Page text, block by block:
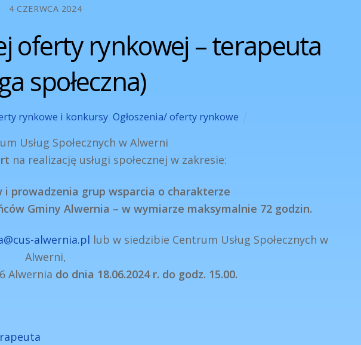
4 CZERWCA 2024
oferty rynkowej – terapeuta
społeczna)
rynkowe i konkursy ,Ogłoszenia/ oferty rynkowe
Usług Społecznych w Alwerni
na realizację usługi społecznej w zakresie:
prowadzenia grup wsparcia o charakterze
Gminy Alwernia – w wymiarze maksymalnie 72 godzin.
alwernia.pl lub w siedzibie Centrum Usług Społecznych w
Alwerni,
Alwernia do dnia 18.06.2024 r. do godz. 15.00.